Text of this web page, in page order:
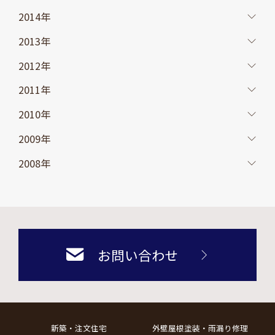
2014年
2013年
2012年
2011年
2010年
2009年
2008年
お問い合わせ
新築・注文住宅 外壁屋根塗装・雨漏り修理